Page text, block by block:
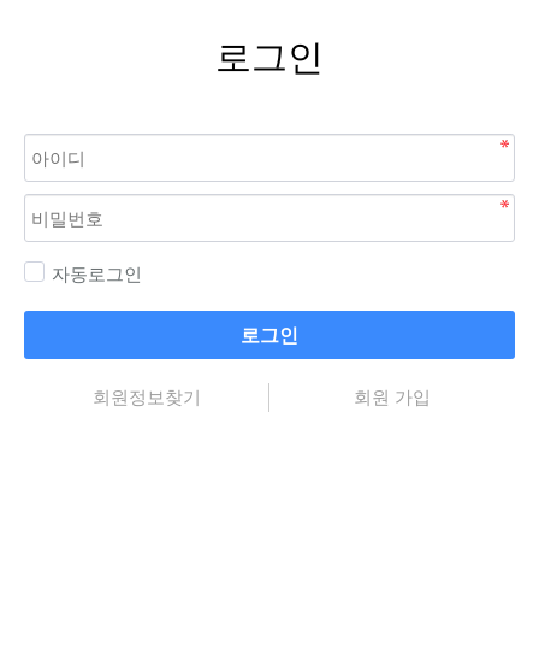
로그인
자동로그인
로그인
회원정보찾기 회원 가입